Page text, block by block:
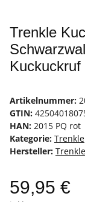
Trenkle
Kuckuckruf
Artikelnummer:
GTIN:
HAN: 2015 PQ rot
Kategorie: Trenkle
Hersteller:
59,95 €